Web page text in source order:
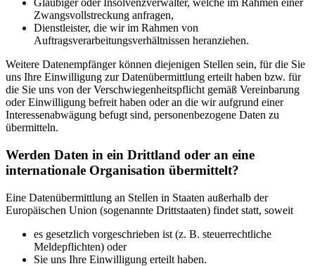
Gläubiger oder Insolvenzverwalter, welche im Rahmen einer
Zwangsvollstreckung anfragen,
Dienstleister, die wir im Rahmen von
Auftragsverarbeitungsverhältnissen heranziehen.
Weitere Datenempfänger können diejenigen Stellen sein, für die Sie
uns Ihre Einwilligung zur Datenübermittlung erteilt haben bzw. für
die Sie uns von der Verschwiegenheitspflicht gemäß Vereinbarung
oder Einwilligung befreit haben oder an die wir aufgrund einer
Interessenabwägung befugt sind, personenbezogene Daten zu
übermitteln.
Werden Daten in ein Drittland oder an eine
internationale Organisation übermittelt?
Eine Datenübermittlung an Stellen in Staaten außerhalb der
Europäischen Union (sogenannte Drittstaaten) findet statt, soweit
es gesetzlich vorgeschrieben ist (z. B. steuerrechtliche
Meldepflichten) oder
Sie uns Ihre Einwilligung erteilt haben.